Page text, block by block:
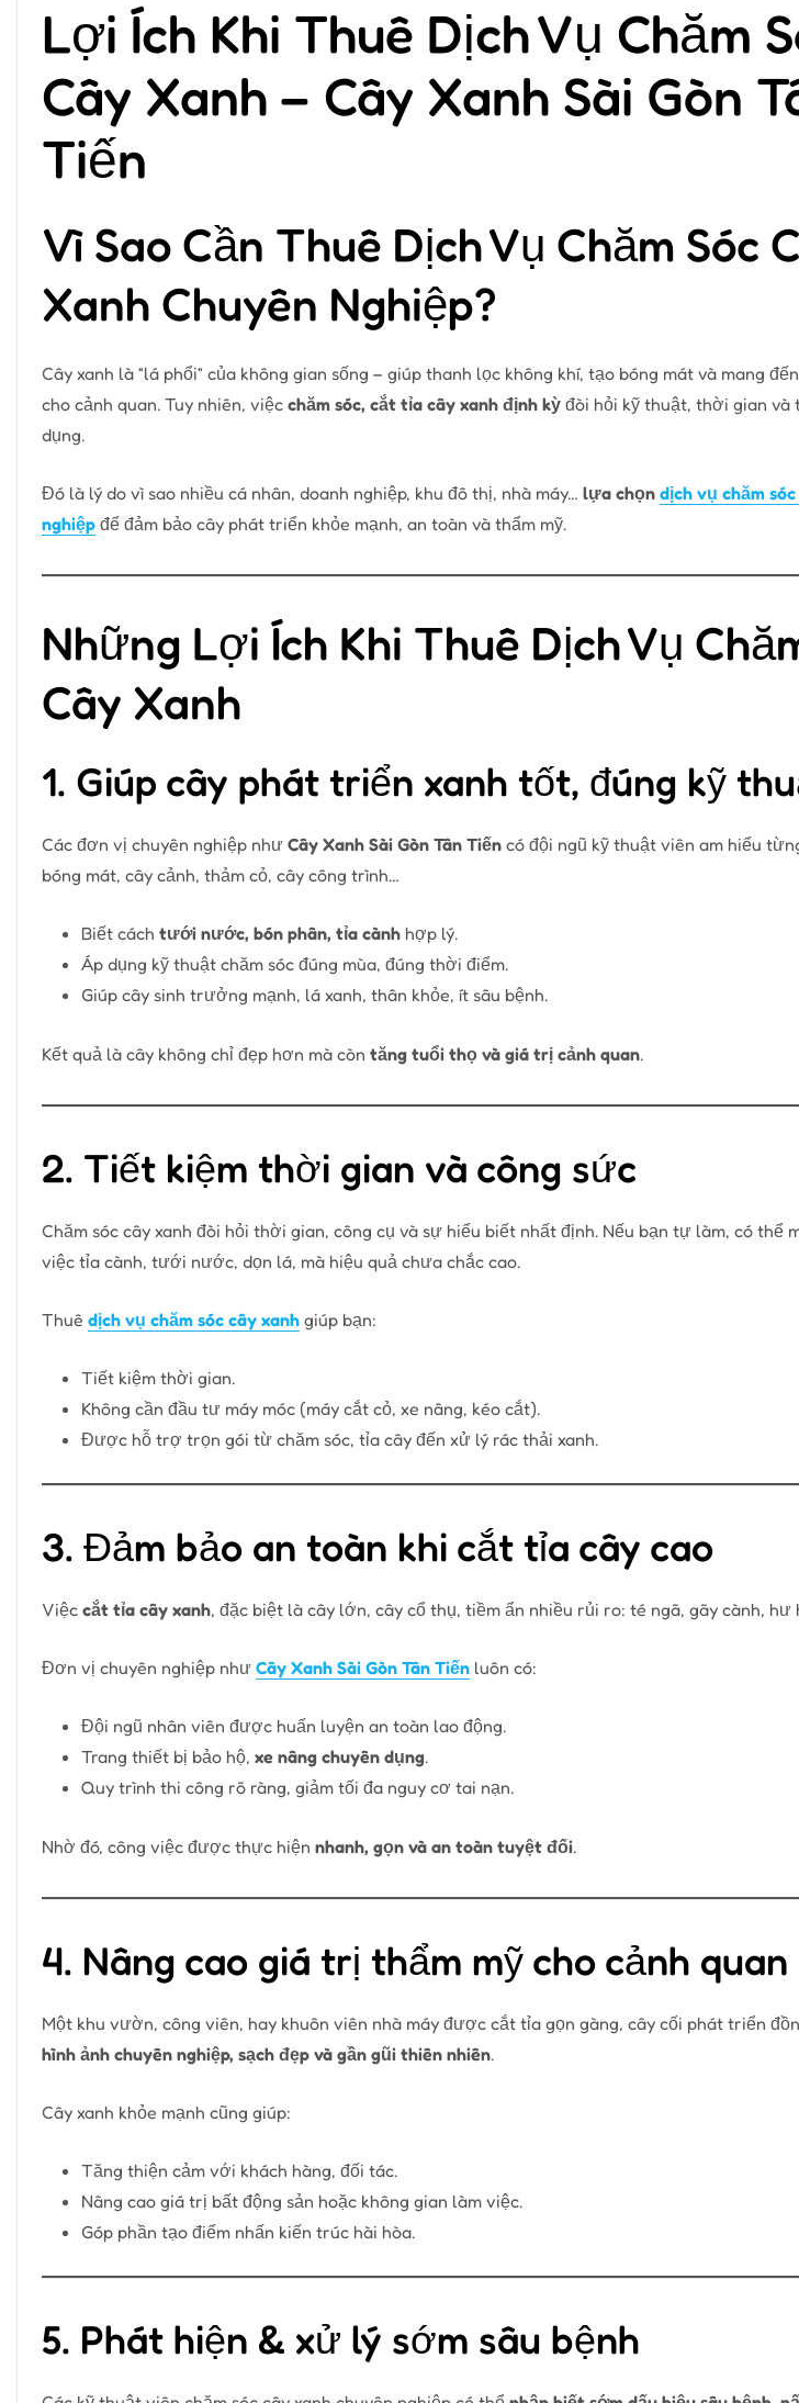
Lợi Ích Khi Thuê Dịch Vụ Chăm
Cây Xanh – Cây Xanh Sài Gòn
Tiến
Vì Sao Cần Thuê Dịch Vụ Chăm Sóc
Xanh Chuyên Nghiệp?
Cây xanh là “lá phổi” của không gian sống – giúp thanh lọc không khí, tạo bóng mát và mang
cho cảnh quan. Tuy nhiên, việc chăm sóc, cắt tỉa cây xanh định kỳ đòi hỏi kỹ thuật, thời gian và
dụng.
Đó là lý do vì sao nhiều cá nhân, doanh nghiệp, khu đô thị, nhà máy… lựa chọn dịch vụ chăm
nghiệp để đảm bảo cây phát triển khỏe mạnh, an toàn và thẩm mỹ.
Những Lợi Ích Khi Thuê Dịch Vụ
Cây Xanh
1. Giúp cây phát triển xanh tốt, đúng kỹ
Các đơn vị chuyên nghiệp như Cây Xanh Sài Gòn Tân Tiến có đội ngũ kỹ thuật viên am hiểu
bóng mát, cây cảnh, thảm cỏ, cây công trình…
Biết cách tưới nước, bón phân, tỉa cành hợp lý.
Áp dụng kỹ thuật chăm sóc đúng mùa, đúng thời điểm.
Giúp cây sinh trưởng mạnh, lá xanh, thân khỏe, ít sâu bệnh.
Kết quả là cây không chỉ đẹp hơn mà còn tăng tuổi thọ và giá trị cảnh quan.
2. Tiết kiệm thời gian và công sức
Chăm sóc cây xanh đòi hỏi thời gian, công cụ và sự hiểu biết nhất định. Nếu bạn tự làm, có thể
việc tỉa cành, tưới nước, dọn lá, mà hiệu quả chưa chắc cao.
Thuê dịch vụ chăm sóc cây xanh giúp bạn:
Tiết kiệm thời gian.
Không cần đầu tư máy móc (máy cắt cỏ, xe nâng, kéo cắt).
Được hỗ trợ trọn gói từ chăm sóc, tỉa cây đến xử lý rác thải xanh.
3. Đảm bảo an toàn khi cắt tỉa cây cao
Việc cắt tỉa cây xanh, đặc biệt là cây lớn, cây cổ thụ, tiềm ẩn nhiều rủi ro: té ngã, gãy cành, hư
Đơn vị chuyên nghiệp như Cây Xanh Sài Gòn Tân Tiến luôn có:
Đội ngũ nhân viên được huấn luyện an toàn lao động.
Trang thiết bị bảo hộ, xe nâng chuyên dụng.
Quy trình thi công rõ ràng, giảm tối đa nguy cơ tai nạn.
Nhờ đó, công việc được thực hiện nhanh, gọn và an toàn tuyệt đối.
4. Nâng cao giá trị thẩm mỹ cho cảnh quan
Một khu vườn, công viên, hay khuôn viên nhà máy được cắt tỉa gọn gàng, cây cối phát triển
hình ảnh chuyên nghiệp, sạch đẹp và gần gũi thiên nhiên.
Cây xanh khỏe mạnh cũng giúp:
Tăng thiện cảm với khách hàng, đối tác.
Nâng cao giá trị bất động sản hoặc không gian làm việc.
Góp phần tạo điểm nhấn kiến trúc hài hòa.
5. Phát hiện & xử lý sớm sâu bệnh